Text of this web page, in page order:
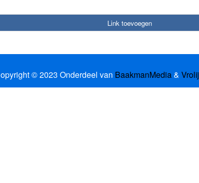
Link toevoegen
© 2023 Onderdeel van BaakmanMedia&